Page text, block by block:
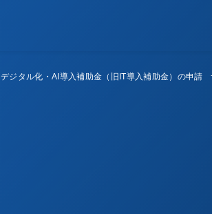
デジタル化・AI導入補助金（旧IT導入補助金）の申請